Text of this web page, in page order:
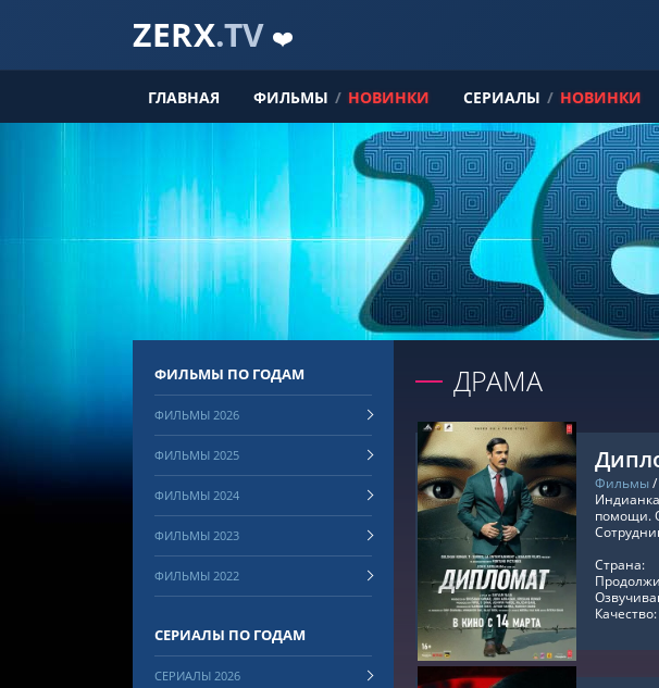
ZERX.TV ❤️
ГЛАВНАЯ ФИЛЬМЫ / НОВИНКИ СЕРИАЛЫ / НОВИНКИ
ДРАМА
СМОТРЕТЬ ОНЛАЙН
Фильмы/
помощи.
Страна:
Качество:
ФИЛЬМЫ ПО ГОДАМ
ФИЛЬМЫ 2026
ФИЛЬМЫ 2025
ФИЛЬМЫ 2024
ФИЛЬМЫ 2023
ФИЛЬМЫ 2022
СЕРИАЛЫ ПО ГОДАМ
СЕРИАЛЫ 2026